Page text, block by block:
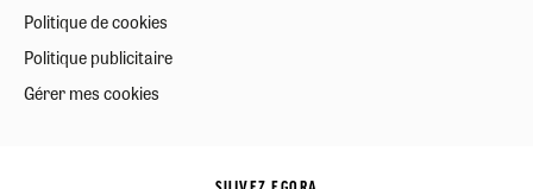
Politique de cookies
Politique publicitaire
Gérer mes cookies